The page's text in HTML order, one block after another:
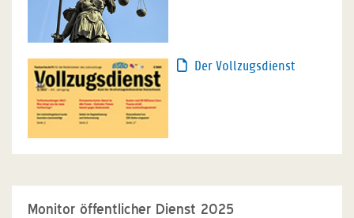
Der Vollzugsdienst
Monitor öffentlicher Dienst 2025